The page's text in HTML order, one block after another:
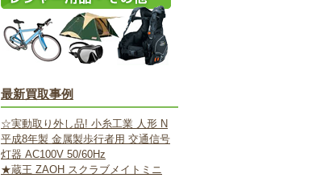
最新買取事例
☆実動取り外し品! 小糸工業 人形 N
平成8年製 金属製歩行者用 交通信号
灯器 AC100V 50/60Hz
★蔵王 ZAOH スクラブメイトミニ